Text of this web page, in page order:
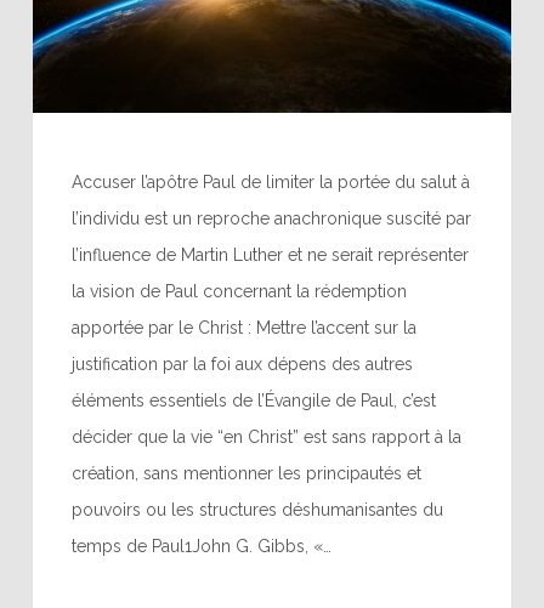
Accuser l’apôtre Paul de limiter la portée du salut à
l’individu est un reproche anachronique suscité par
l’influence de Martin Luther et ne serait représenter
la vision de Paul concernant la rédemption
apportée par le Christ : Mettre l’accent sur la
justification par la foi aux dépens des autres
éléments essentiels de l’Évangile de Paul, c’est
décider que la vie “en Christ” est sans rapport à la
création, sans mentionner les principautés et
pouvoirs ou les structures déshumanisantes du
temps de Paul1John G. Gibbs, «…